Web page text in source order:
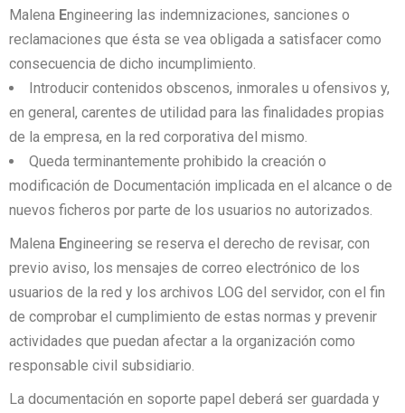
Malena Engineering las indemnizaciones, sanciones o
reclamaciones que ésta se vea obligada a satisfacer como
consecuencia de dicho incumplimiento.
Introducir contenidos obscenos, inmorales u ofensivos y,
en general, carentes de utilidad para las finalidades propias
de la empresa, en la red corporativa del mismo.
Queda terminantemente prohibido la creación o
modificación de Documentación implicada en el alcance o de
nuevos ficheros por parte de los usuarios no autorizados.
Malena Engineering se reserva el derecho de revisar, con
previo aviso, los mensajes de correo electrónico de los
usuarios de la red y los archivos LOG del servidor, con el fin
de comprobar el cumplimiento de estas normas y prevenir
actividades que puedan afectar a la organización como
responsable civil subsidiario.
La documentación en soporte papel deberá ser guardada y